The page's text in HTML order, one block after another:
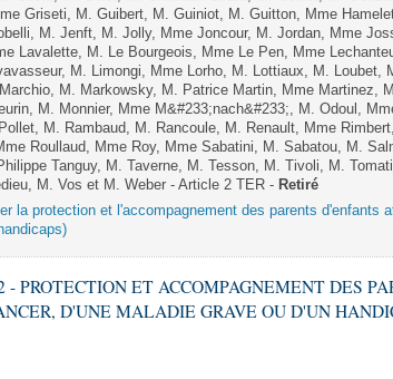
Griseti, M. Guibert, M. Guiniot, M. Guitton, Mme
M. Jenft, M. Jolly, Mme Joncour, M. Jordan, Mme
Lavalette, M. Le Bourgeois, Mme Le Pen, Mme
M. Limongi, Mme Lorho, M. Lottiaux, M. Loubet,
M. Markowsky, M. Patrice Martin, Mme Martinez,
M. Monnier, Mme M&#233;nach&#233;, M. Odoul,
M. Rambaud, M. Rancoule, M. Renault, Mme
Roullaud, Mme Roy, Mme Sabatini, M. Sabatou, M.
Tanguy, M. Taverne, M. Tesson, M. Tivoli, M.
M. Vos et M. Weber - Article 2 TER - Retiré
la protection et l'accompagnement des parents d'enfants
- PROTECTION ET ACCOMPAGNEMENT DES
D'UNE MALADIE GRAVE OU D'UN